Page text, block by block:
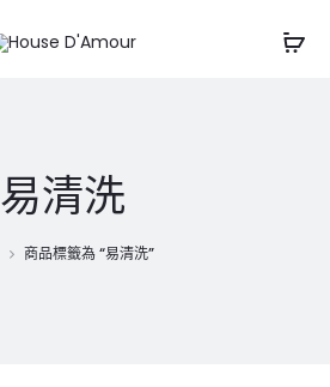
易清洗
商品標籤為 “易清洗”